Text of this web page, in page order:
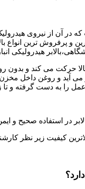
که در آن از نیروی
و پرفروش ترین انواع
هیدرولیکی
بالا حرکت می کند و
و روغن داخل مخزن
به دست گرفته و تا
در استفاده صحیح و
کیفیت زیر نظر